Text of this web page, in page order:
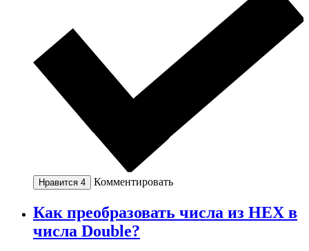
Нравится 4 Комментировать
Как преобразовать числа из HEX в
числа Double?